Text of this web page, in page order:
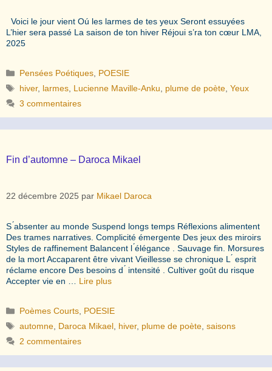
Voici le jour vient Oú les larmes de tes yeux Seront essuyées
L’hier sera passé La saison de ton hiver Réjoui s’ra ton cœur LMA,
2025
Catégories
Pensées Poétiques POESIE
Étiquettes
hiver, larmes Lucienne Maville-Anku plume de poète ,Yeux
3 commentaires
Fin d’automne – Daroca Mikael
22 décembre 2025 par Mikael Daroca
S ́absenter au monde Suspend longs temps Réflexions alimentent
Des trames narratives. Complicité émergente Des jeux des miroirs
Styles de raffinement Balancent l ́élégance . Sauvage fin. Morsures
de la mort Accaparent être vivant Vieillesse se chronique L ́ esprit
réclame encore Des besoins d ́ intensité . Cultiver goût du risque
Accepter vie en … Lire plus
Catégories
Poèmes Courts POESIE
Étiquettes
automne Daroca Mikael hiver, plume de poète ,saisons
2 commentaires